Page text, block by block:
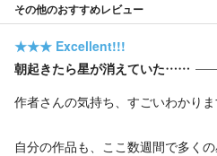
その他のおすすめレビュー
★★★ Excellent!!!
朝起きたら星が消えていた……
作者さんの気持ち、すごいわかりま
自分の作品も、ここ数週間で多く